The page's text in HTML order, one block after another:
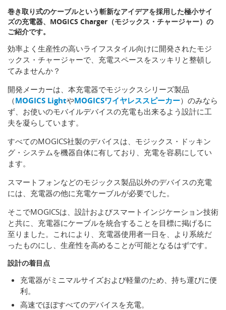
巻き取り式のケーブルという斬新なアイデアを採用した極小サイ
ズの充電器、MOGICS Charger（モジックス・チャージャー）の
ご紹介です。
効率よく生産性の高いライフスタイル向けに開発されたモジ
ックス・チャージャーで、充電スペースをスッキリと整頓し
てみませんか？
開発メーカーは、本充電器でモジックスシリーズ製品
（MOGICS LightやMOGICSワイヤレススピーカー）のみなら
ず、お使いのモバイルデバイスの充電も出来るよう設計に工
夫を凝らしています。
すべてのMOGICS社製のデバイスは、モジックス・ドッキン
グ・システムを機器自体に有しており、充電を容易にしてい
ます。
スマートフォンなどのモジックス製品以外のデバイスの充電
には、充電器の他に充電ケーブルが必要でした。
そこでMOGICSは、設計およびスマートインジケーション技術
と共に、充電器にケーブルを統合することを目標に掲げるに
至りました。これにより、充電器使用者一日を、より系統だ
ったものにし、生産性を高めることが可能となるはずです。
設計の着目点
充電器がミニマルサイズおよび軽量のため、持ち運びに便
利。
高速でほぼすべてのデバイスを充電。